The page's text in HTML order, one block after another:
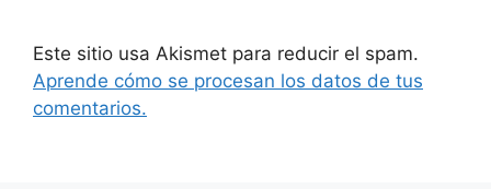
Este sitio usa Akismet para reducir el spam.
Aprende cómo se procesan los datos de tus
comentarios.